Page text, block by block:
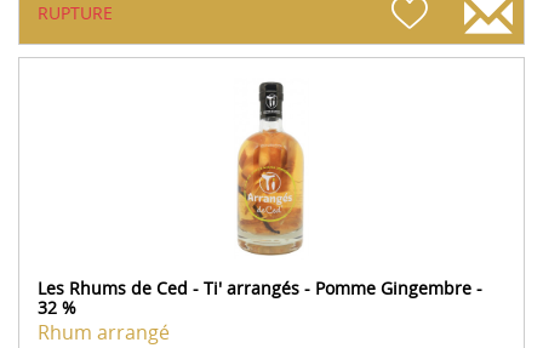
RUPTURE
Les Rhums de Ced - Ti' arrangés - Pomme Gingembre -
32 %
Rhum arrangé